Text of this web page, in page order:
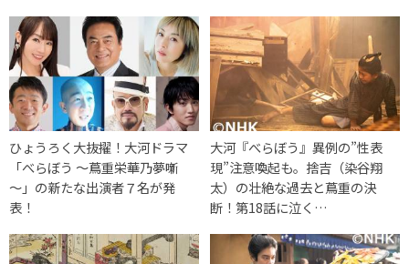
ひょうろく大抜擢！大河ドラマ
「べらぼう ～蔦重栄華乃夢噺
～」の新たな出演者７名が発
表！
大河『べらぼう』異例の”性表
現”注意喚起も。捨吉（染谷翔
太）の壮絶な過去と蔦重の決
断！第18話に泣く…